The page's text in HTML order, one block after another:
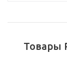
Товары